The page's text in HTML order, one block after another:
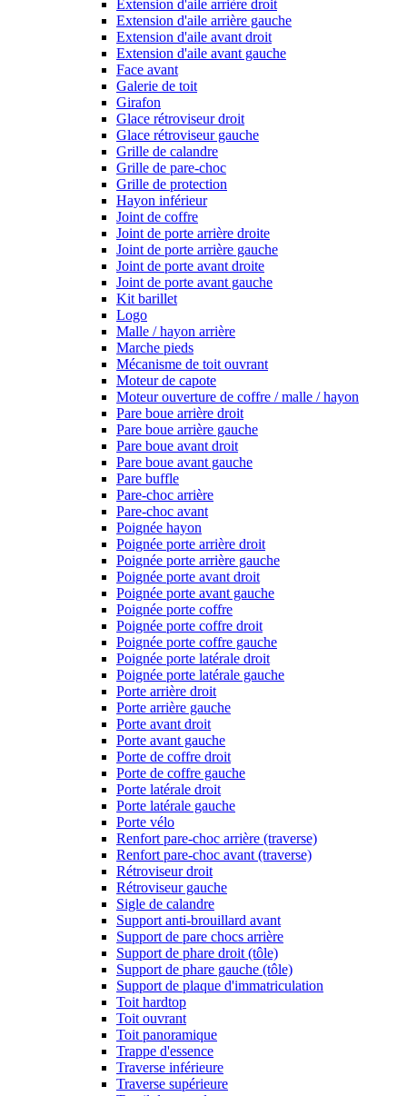
Extension d'aile arrière droit
Extension d'aile arrière gauche
Extension d'aile avant droit
Extension d'aile avant gauche
Face avant
Galerie de toit
Girafon
Glace rétroviseur droit
Glace rétroviseur gauche
Grille de calandre
Grille de pare-choc
Grille de protection
Hayon inférieur
Joint de coffre
Joint de porte arrière droite
Joint de porte arrière gauche
Joint de porte avant droite
Joint de porte avant gauche
Kit barillet
Logo
Malle / hayon arrière
Marche pieds
Mécanisme de toit ouvrant
Moteur de capote
Moteur ouverture de coffre / malle / hayon
Pare boue arrière droit
Pare boue arrière gauche
Pare boue avant droit
Pare boue avant gauche
Pare buffle
Pare-choc arrière
Pare-choc avant
Poignée hayon
Poignée porte arrière droit
Poignée porte arrière gauche
Poignée porte avant droit
Poignée porte avant gauche
Poignée porte coffre
Poignée porte coffre droit
Poignée porte coffre gauche
Poignée porte latérale droit
Poignée porte latérale gauche
Porte arrière droit
Porte arrière gauche
Porte avant droit
Porte avant gauche
Porte de coffre droit
Porte de coffre gauche
Porte latérale droit
Porte latérale gauche
Porte vélo
Renfort pare-choc arrière (traverse)
Renfort pare-choc avant (traverse)
Rétroviseur droit
Rétroviseur gauche
Sigle de calandre
Support anti-brouillard avant
Support de pare chocs arrière
Support de phare droit (tôle)
Support de phare gauche (tôle)
Support de plaque d'immatriculation
Toit hardtop
Toit ouvrant
Toit panoramique
Trappe d'essence
Traverse inférieure
Traverse supérieure